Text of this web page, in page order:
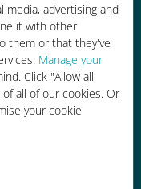
advertising and
it with other
them or that they've
Manage your
Click "Allow all
all of our cookies. Or
your cookie
다 최대
.